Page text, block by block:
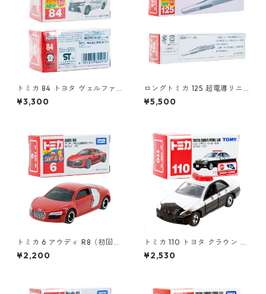
トミカ 84 トヨタ ヴェルファ
イア（初回特別仕様）#10824
916
¥3,300
ロングトミカ 125 超電導リニ
ア L0系 #10824619
¥5,500
トミカ 6 アウディ R8（初回特
別カラー）#10467441
¥2,200
トミカ 110 トヨタ クラウン パ
トロールカー #10702740
¥2,530